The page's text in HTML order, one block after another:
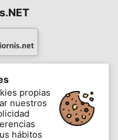
Mis favoritos Blog
propias
nuestros
hábitos